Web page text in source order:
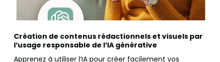
Création de contenus rédactionnels et visuels par
l’usage responsable de l’IA générative
Apprenez à utiliser l’IA pour créer facilement vos